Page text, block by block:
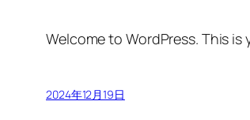
Welcome to WordPress. This
2024年12月19日